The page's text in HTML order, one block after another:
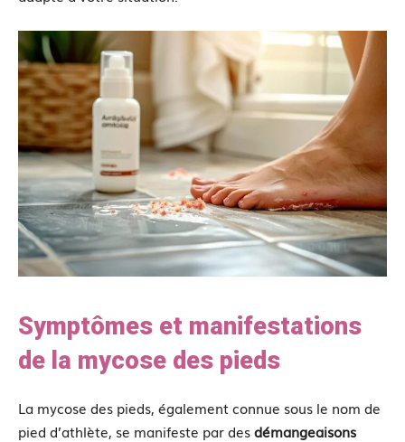
Symptômes et manifestations
de la mycose des pieds
La mycose des pieds, également connue sous le nom de
pied d’athlète, se manifeste par desdémangeaisons